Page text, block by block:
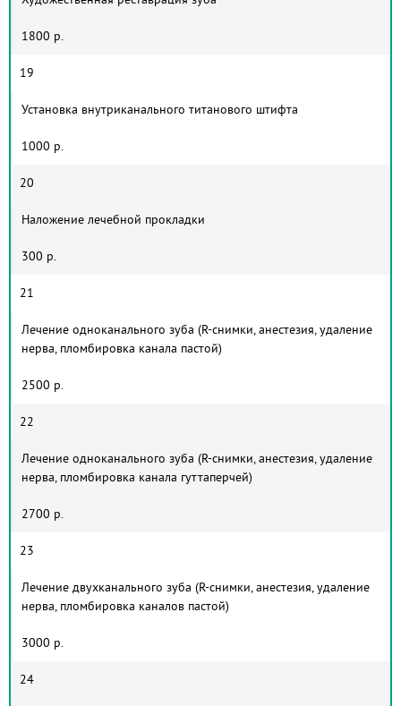
1800 р.
19
Установка внутриканального титанового штифта
1000 р.
20
Наложение лечебной прокладки
300 р.
21
Лечение одноканального зуба (R-снимки, анестезия, удаление
нерва, пломбировка канала пастой)
2500 р.
22
Лечение одноканального зуба (R-снимки, анестезия, удаление
нерва, пломбировка канала гуттаперчей)
2700 р.
23
Лечение двухканального зуба (R-снимки, анестезия, удаление
нерва, пломбировка каналов пастой)
3000 р.
24